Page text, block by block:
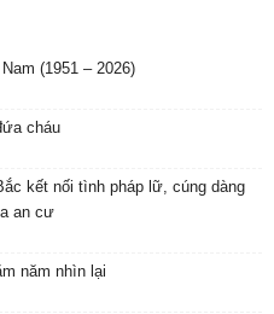
(1951 – 2026)
cháu
kết nối tình pháp lữ, cúng dàng
an cư
năm nhìn lại